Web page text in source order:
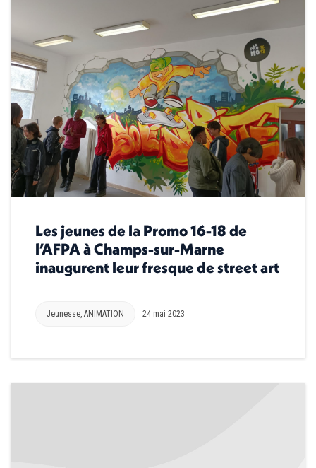
Les jeunes de la Promo 16-18 de
l’AFPA à Champs-sur-Marne
inaugurent leur fresque de street art
Jeunesse ANIMATION 24 mai 2023